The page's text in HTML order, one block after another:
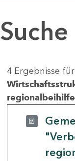
Suche
4 Ergebnisse für